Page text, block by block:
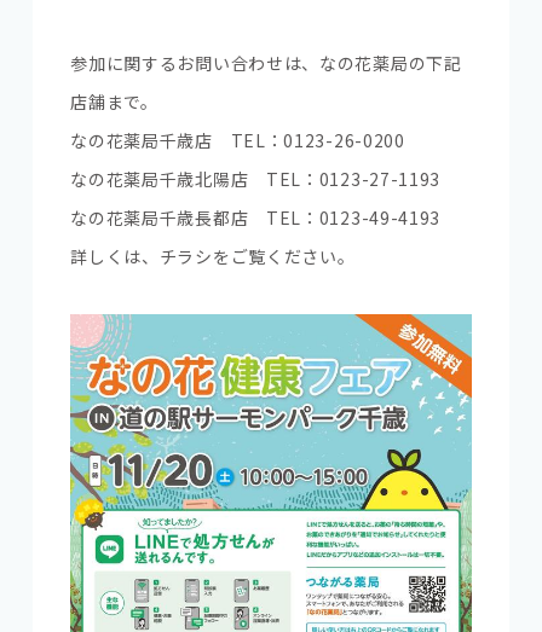
参加に関するお問い合わせは、なの花薬局の下記
店舗まで。
なの花薬局千歳店 TEL：0123-26-0200
なの花薬局千歳北陽店 TEL：0123-27-1193
なの花薬局千歳長都店 TEL：0123-49-4193
詳しくは、チラシをご覧ください。